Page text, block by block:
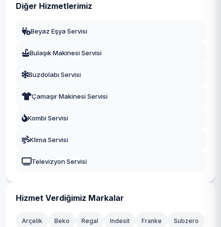
Diğer Hizmetlerimiz
Beyaz Eşya Servisi
Bulaşık Makinesi Servisi
Buzdolabı Servisi
Çamaşır Makinesi Servisi
Kombi Servisi
Klima Servisi
Televizyon Servisi
Hizmet Verdiğimiz Markalar
Arçelik Beko Regal Indesit Franke Subzero